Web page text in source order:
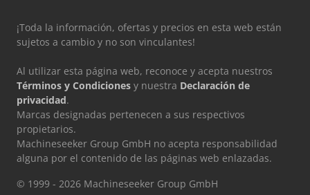
¡Toda la información, ofertas y precios en esta web están
sujetos a cambio y no son vinculantes!
Al utilizar esta página web, reconoce y acepta nuestros
Términos y Condiciones y nuestra Declaración de
privacidad.
Marcas designadas pertenecen a sus respectivos
propietarios.
Machineseeker Group GmbH no acepta responsabilidad
alguna por el contenido de las páginas web enlazadas.
© 1999 - 2026 Machineseeker Group GmbH